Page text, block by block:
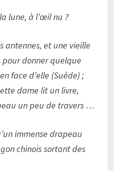
lune, à l’œil nu ?
antennes, et une vieille
donner quelque
face d’elle (Suède) ;
dame lit un livre,
un peu de travers …
immense drapeau
chinois sortant des